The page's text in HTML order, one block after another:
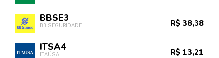
BBSE3
BB SEGURIDADE R$ 38,38
ITSA4
ITAÚSA R$ 13,21